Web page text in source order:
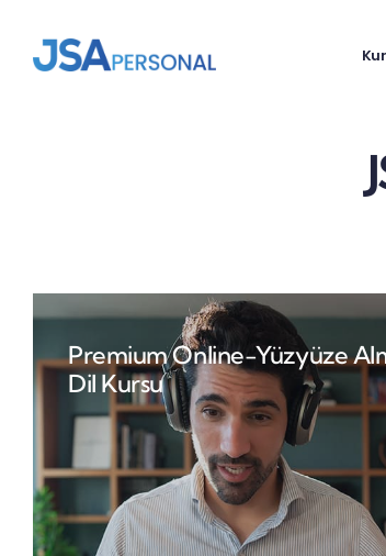
Premium Online-Yüzyüze
Dil Kursu